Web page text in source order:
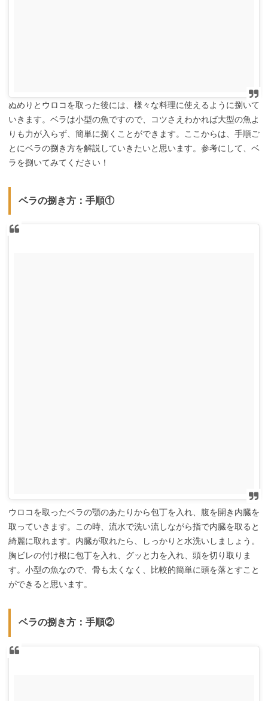
ぬめりとウロコを取った後には、様々な料理に使えるように捌いて
いきます。ベラは小型の魚ですので、コツさえわかれば大型の魚よ
りも力が入らず、簡単に捌くことができます。ここからは、手順ご
とにベラの捌き方を解説していきたいと思います。参考にして、ベ
ラを捌いてみてください！
ベラの捌き方：手順①
ウロコを取ったベラの顎のあたりから包丁を入れ、腹を開き内臓を
取っていきます。この時、流水で洗い流しながら指で内臓を取ると
綺麗に取れます。内臓が取れたら、しっかりと水洗いしましょう。
胸ビレの付け根に包丁を入れ、グッと力を入れ、頭を切り取りま
す。小型の魚なので、骨も太くなく、比較的簡単に頭を落とすこと
ができると思います。
ベラの捌き方：手順②